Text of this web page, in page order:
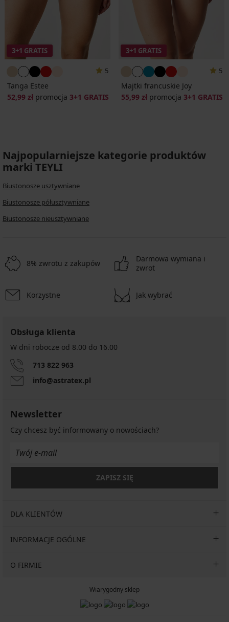
3+1 GRATIS
5
Tanga Estee
52,99 zł promocja 3+1 GRATIS
3+1 GRATIS
5
Majtki francuskie Joy
55,99 zł promocja 3+1 GRATIS
Najpopularniejsze kategorie produktów
marki TEYLI
Biustonosze usztywniane
Biustonosze półusztywniane
Biustonosze nieusztywniane
8% zwrotu z zakupów
Darmowa wymiana i
zwrot
Korzystne Jak wybrać
Obsługa klienta
W dni robocze od 8.00 do 16.00
713 822 963
info@astratex.pl
Newsletter
Czy chcesz być informowany o nowościach?
ZAPISZ SIĘ
DLA KLIENTÓW
INFORMACJE OGÓLNE
O FIRMIE
Wiarygodny sklep